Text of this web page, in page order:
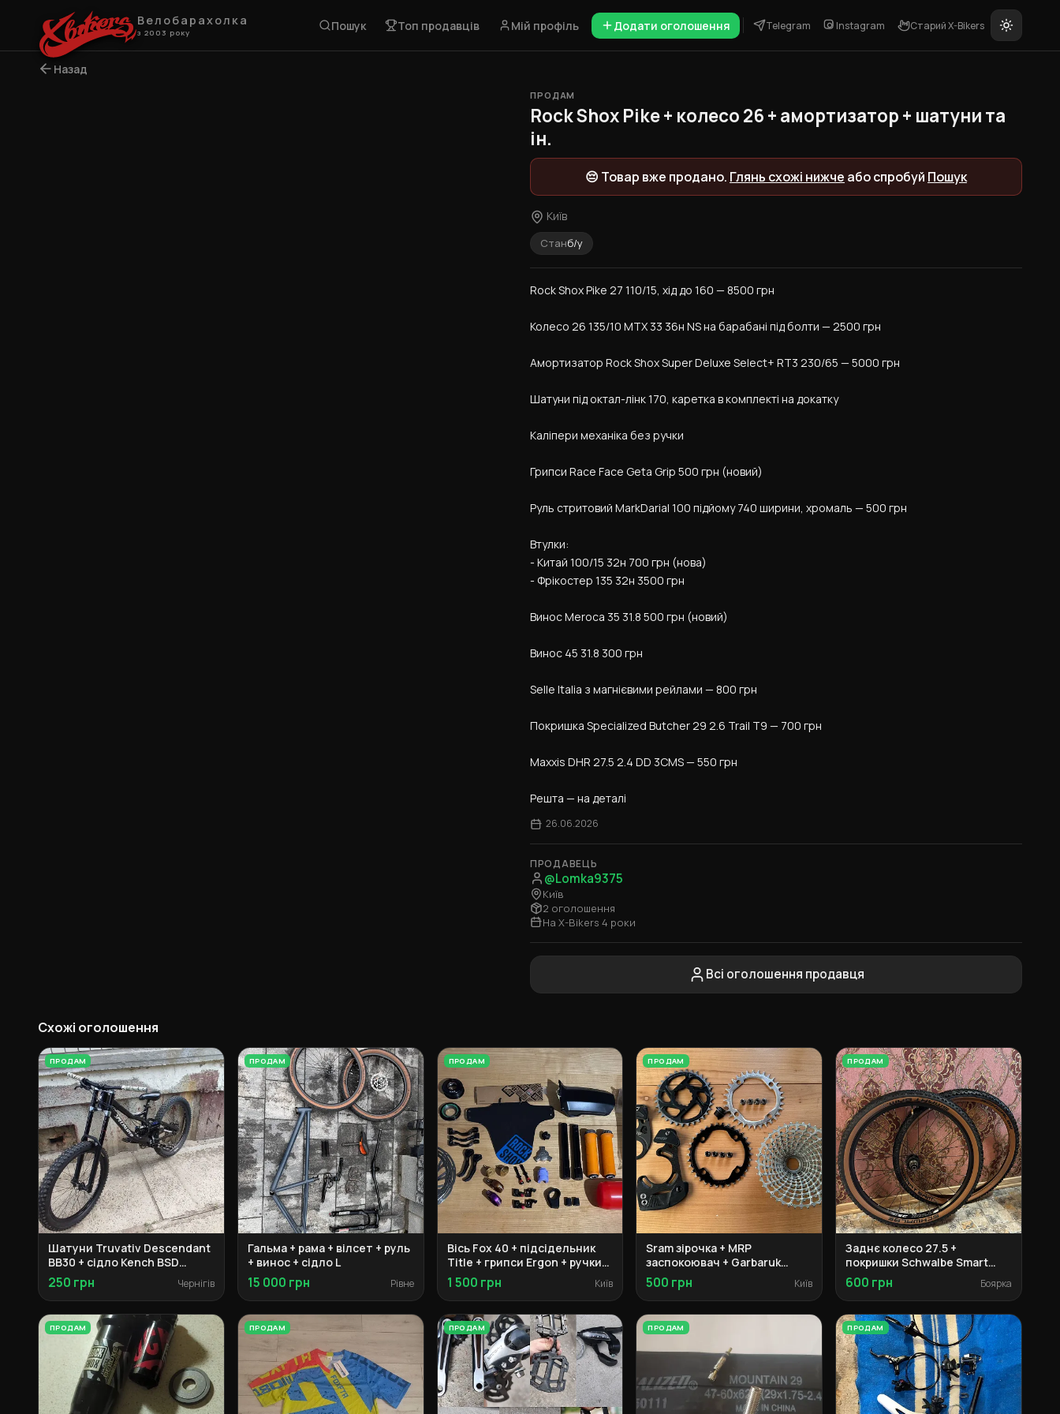
Велобарахолка
з 2003 року Пошук Топ продавців Мій профіль Додати оголошення Telegram Instagram Старий X-Bikers
Назад
ПРОДАМ
Rock Shox Pike + колесо 26 + амортизатор + шатуни та
ін.
😔 Товар вже продано. Глянь схожі нижче або спробуй Пошук
Київ
Станб/у
Rock Shox Pike 27 110/15, хід до 160 — 8500 грн
Колесо 26 135/10 MTX 33 36н NS на барабані під болти — 2500 грн
Амортизатор Rock Shox Super Deluxe Select+ RT3 230/65 — 5000 грн
Шатуни під октал-лінк 170, каретка в комплекті на докатку
Каліпери механіка без ручки
Грипси Race Face Geta Grip 500 грн (новий)
Руль стритовий MarkDarial 100 підйому 740 ширини, хромаль — 500 грн
Втулки:
- Китай 100/15 32н 700 грн (нова)
- Фрікостер 135 32н 3500 грн
Винос Meroca 35 31.8 500 грн (новий)
Винос 45 31.8 300 грн
Selle Italia з магнієвими рейлами — 800 грн
Покришка Specialized Butcher 29 2.6 Trail T9 — 700 грн
Maxxis DHR 27.5 2.4 DD 3CMS — 550 грн
Решта — на деталі
26.06.2026
ПРОДАВЕЦЬ
@Lomka9375
Київ
2 оголошення
На X-Bikers 4 роки
Всі оголошення продавця
Схожі оголошення
ПРОДАМ
Шатуни Truvativ Descendant
BB30 + сідло Kench BSD
Pivotal + винос Spank +
перемикач Shimano + касета
+ ротори + колеса M
250 грн Чернігів
ПРОДАМ
Гальма + рама + вілсет + руль
+ винос + сідло L
15 000 грн Рівне
ПРОДАМ
Вісь Fox 40 + підсідельник
Title + грипси Ergon + ручки
SRAM Maven
1 500 грн Київ
ПРОДАМ
Sram зірочка + MRP
заспокоювач + Garbaruk
касета + Burgtec педалі
500 грн Київ
ПРОДАМ
Заднє колесо 27.5 +
покришки Schwalbe Smart
Sam + обід Weinmann
600 грн Боярка
ПРОДАМ ПРОДАМ ПРОДАМ ПРОДАМ ПРОДАМ